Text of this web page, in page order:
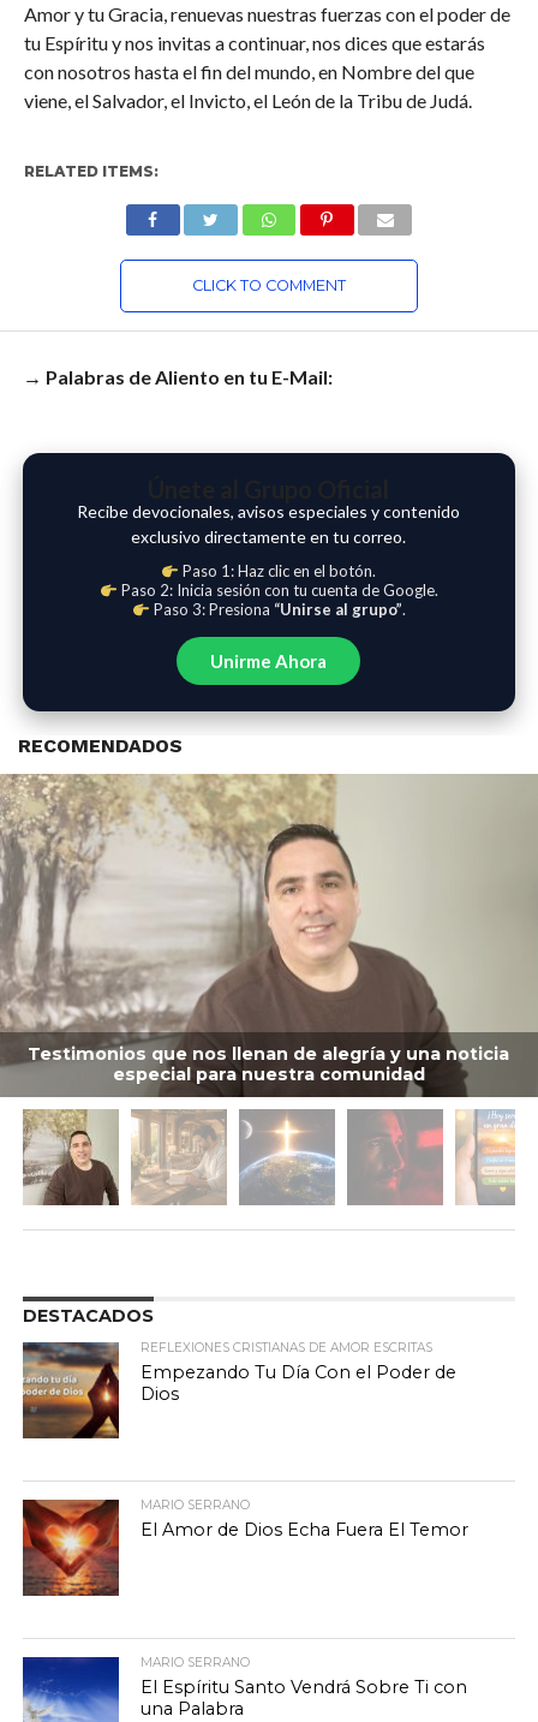
Amor y tu Gracia, renuevas nuestras fuerzas con el poder de
tu Espíritu y nos invitas a continuar, nos dices que estarás
con nosotros hasta el fin del mundo, en Nombre del que
viene, el Salvador, el Invicto, el León de la Tribu de Judá.
RELATED ITEMS:
CLICK TO COMMENT
→ Palabras de Aliento en tu E-Mail:
Recibe devocionales, avisos especiales y contenido
exclusivo directamente en tu correo.
Paso 1: Haz clic en el botón.
Paso 2: Inicia sesión con tu cuenta de Google.
Paso 3: Presiona “Unirse al grupo”.
Unirme Ahora
RECOMENDADOS
Testimonios que nos llenan de alegría y una noticia
especial para nuestra comunidad
DESTACADOS
REFLEXIONES CRISTIANAS DE AMOR ESCRITAS
Empezando Tu Día Con el Poder de
Dios
MARIO SERRANO
El Amor de Dios Echa Fuera El Temor
MARIO SERRANO
El Espíritu Santo Vendrá Sobre Ti con
una Palabra